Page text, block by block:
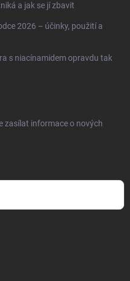
a jak se jí zbavit
2026 – účinky, použití a
s niacínamidem opravdu tak
zasílat informace o nových